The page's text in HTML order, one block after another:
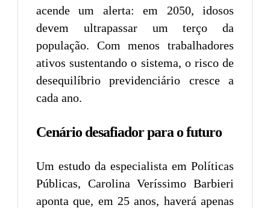
acende um alerta: em 2050, idosos
devem ultrapassar um terço da
população. Com menos trabalhadores
ativos sustentando o sistema, o risco de
desequilíbrio previdenciário cresce a
cada ano.
Cenário desafiador para o futuro
Um estudo da especialista em Políticas
Públicas, Carolina Veríssimo Barbieri
aponta que, em 25 anos, haverá apenas